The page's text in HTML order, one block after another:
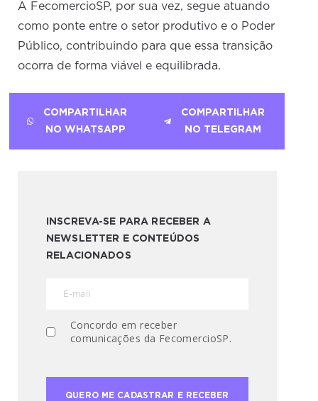
A FecomercioSP, por sua vez, segue atuando
como ponte entre o setor produtivo e o Poder
Público, contribuindo para que essa transição
ocorra de forma viável e equilibrada.
COMPARTILHAR
NO WHATSAPP
COMPARTILHAR
NO TELEGRAM
INSCREVA-SE PARA RECEBER A
NEWSLETTER E CONTEÚDOS
RELACIONADOS
Concordo em receber
comunicações da FecomercioSP.